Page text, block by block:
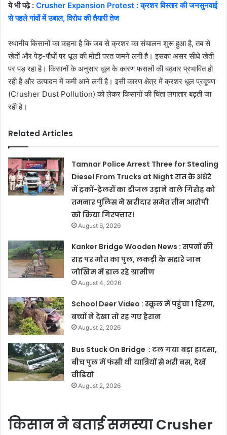
ये भी पढ़े : Crusher Expansion Protest : क्रशर विस्तार की जनसुनवाई
से पहले गांवों में उबाल, विरोध की तैयारी तेज
स्थानीय किसानों का कहना है कि जब से क्रशर का संचालन शुरू हुआ है, तब से
खेतों और पेड़-पौधों पर धूल की मोटी परत जमने लगी है। इसका असर सीधे खेती
पर पड़ रहा है। किसानों के अनुसार धूल के कारण फसलों की बढ़वार प्रभावित हो
रही है और उत्पादन में कमी आने लगी है। इसी कारण क्षेत्र में क्रशर धूल प्रदूषण
(Crusher Dust Pollution) को लेकर किसानों की चिंता लगातार बढ़ती जा
रही है।
Related Articles
Tamnar Police Arrest Three for Stealing
Diesel From Trucks at Night रात के अंधेरे
में ट्रकों-ट्रेलरों का डीजल उड़ाने वाले गिरोह को
तमनार पुलिस ने खरीदार समेत तीन आरोपी
को किया गिरफ्तार।
August 6, 2026
Kanker Bridge Wooden News : सपनों की
राह पर मौत का पुल, लकड़ी के सहारे जान
जोखिम में डाल रहे ग्रामीण
August 4, 2026
School Deer Video : स्कूल में पहुंचा 1 हिरण,
बच्चों ने देखा तो रह गए हैरान
August 2, 2026
Bus Stuck On Bridge : टल गया बड़ा हादसा,
बीच पुल में फंसी थी यात्रियों से भरी बस, देखें
वीडियो
August 2, 2026
किसान ने बताई समस्या Crusher